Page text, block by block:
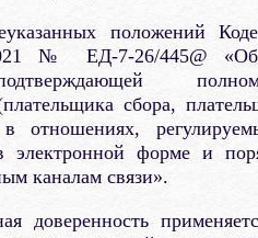
положений
№ ЕД-7-26/445@ «Об
сбора,
в отношениях,
электронной форме и
каналам связи».
доверенность